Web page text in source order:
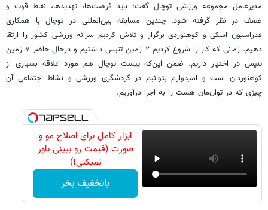
مدیرعامل مجموعه ورزشی توچال گفت: باید فرصت‌ها، تهدیدها، نقاط قوت و
ضعف در نظر گرفته شود. چندین مسابقه بین‌المللی در توچال با همکاری
فدراسیون اسکی و کوهنوردی برگزار و تلاش کردیم سرانه ورزشی کشور را ارتقا
دهیم. زمانی که کار را شروع کردیم ۲ زمین تنیس داشتیم و درحال حاضر ۷ زمین
تنیس در اختیار داریم. ضمن این‌که پیست توچال هم مورد علاقه بسیاری از
کوهنوردان است و امیدوارم بتوانیم در گردشگری ورزشی و نشاط اجتماعی آن
چیزی که در توان‌مان هست را به اجرا درآوریم.
ابزار کامل برای اصلاح مو و
صورت (قیمت رو ببینی باور
نمیکنی!)
باتخفیف بخر